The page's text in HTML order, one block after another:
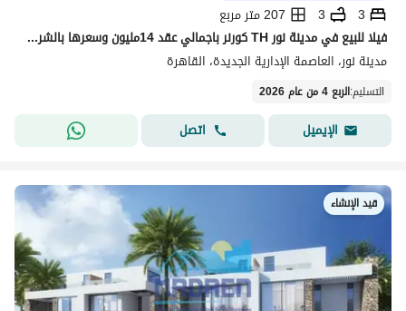
3
3
207 متر مربع
فيلا للبيع في مدينة نور TH كورنر باجمالي عقد 14مليون وسعرها بالشركة الحالي 35مليون علي 10 سنوات
مدينة نور، العاصمة الإدارية الجديدة، القاهرة
التسليم:الربع 4 من عام 2026
الإيميل اتصل
قيد الإنشاء